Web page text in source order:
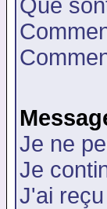
Que
Je ne
Je
J'ai